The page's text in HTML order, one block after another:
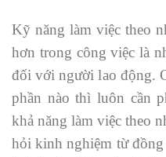
Kỹ năng làm việc theo
hơn trong công việc là
đối với người lao động.
phần nào thì luôn cần
khả năng làm việc theo
hỏi kinh nghiệm từ